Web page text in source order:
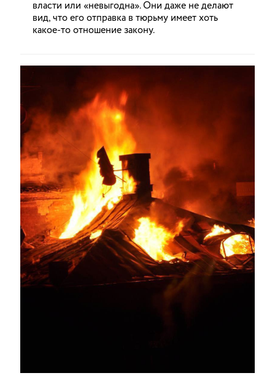
власти или «невыгодна». Они даже не делают
вид, что его отправка в тюрьму имеет хоть
какое-то отношение закону.